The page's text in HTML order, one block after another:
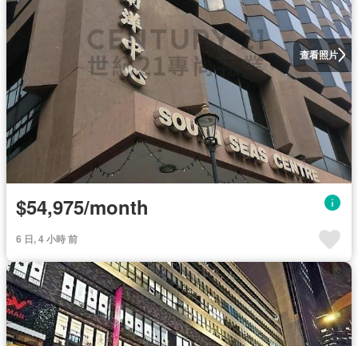
查看照片
$54,975/month
6 日, 4 小時 前